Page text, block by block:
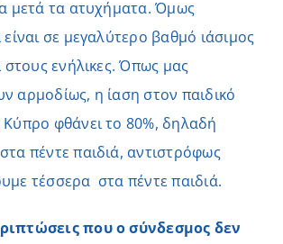
μετά τα ατυχήματα. Όμως
είναι σε μεγαλύτερο βαθμό ιάσιμος
στους ενήλικες. Όπως μας
αρμοδίως, η ίαση στον παιδικό
Κύπρο φθάνει το 80%, δηλαδή
πέντε παιδιά, αντιστρόφως
τέσσερα στα πέντε παιδιά.
που ο σύνδεσμος δεν